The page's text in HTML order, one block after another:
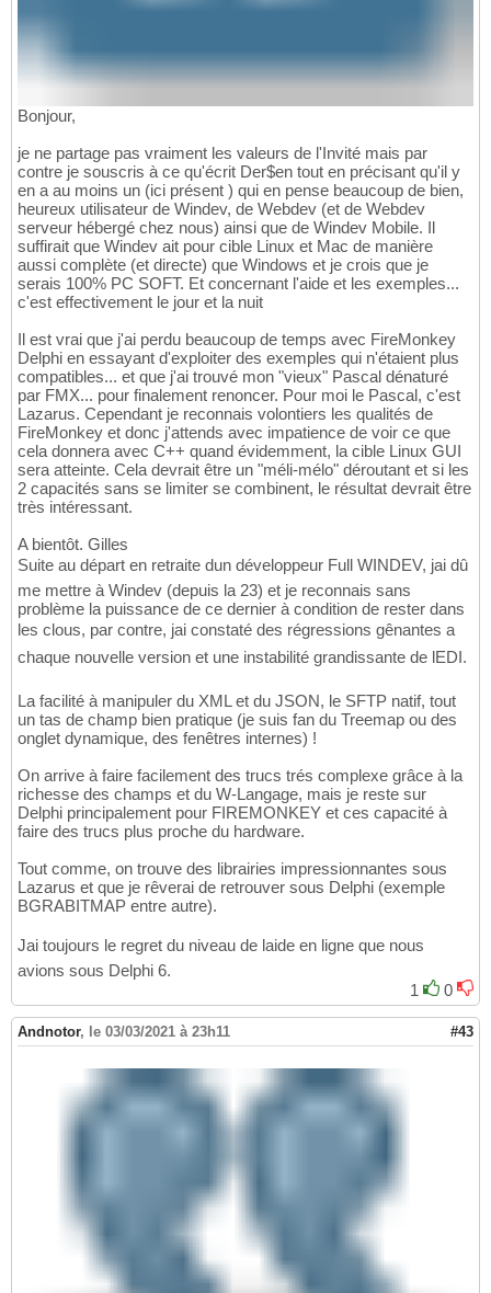
Bonjour,
je ne partage pas vraiment les valeurs de l'Invité mais par
contre je souscris à ce qu'écrit Der$en tout en précisant qu'il y
en a au moins un (ici présent ) qui en pense beaucoup de bien,
heureux utilisateur de Windev, de Webdev (et de Webdev
serveur hébergé chez nous) ainsi que de Windev Mobile. Il
suffirait que Windev ait pour cible Linux et Mac de manière
aussi complète (et directe) que Windows et je crois que je
serais 100% PC SOFT. Et concernant l'aide et les exemples...
c'est effectivement le jour et la nuit
Il est vrai que j'ai perdu beaucoup de temps avec FireMonkey
Delphi en essayant d'exploiter des exemples qui n'étaient plus
compatibles... et que j'ai trouvé mon "vieux" Pascal dénaturé
par FMX... pour finalement renoncer. Pour moi le Pascal, c'est
Lazarus. Cependant je reconnais volontiers les qualités de
FireMonkey et donc j'attends avec impatience de voir ce que
cela donnera avec C++ quand évidemment, la cible Linux GUI
sera atteinte. Cela devrait être un "méli-mélo" déroutant et si les
2 capacités sans se limiter se combinent, le résultat devrait être
très intéressant.
A bientôt. Gilles
Suite au départ en retraite dun développeur Full WINDEV, jai dû
me mettre à Windev (depuis la 23) et je reconnais sans
problème la puissance de ce dernier à condition de rester dans
les clous, par contre, jai constaté des régressions gênantes a
chaque nouvelle version et une instabilité grandissante de lEDI.
La facilité à manipuler du XML et du JSON, le SFTP natif, tout
un tas de champ bien pratique (je suis fan du Treemap ou des
onglet dynamique, des fenêtres internes) !
On arrive à faire facilement des trucs trés complexe grâce à la
richesse des champs et du W-Langage, mais je reste sur
Delphi principalement pour FIREMONKEY et ces capacité à
faire des trucs plus proche du hardware.
Tout comme, on trouve des librairies impressionnantes sous
Lazarus et que je rêverai de retrouver sous Delphi (exemple
BGRABITMAP entre autre).
Jai toujours le regret du niveau de laide en ligne que nous
avions sous Delphi 6.
1
0
Andnotor, le 03/03/2021 à 23h11 #43